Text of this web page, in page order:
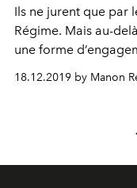
Ils ne jurent que par
Régime. Mais au-
une forme
aujourd’hui artistes
avec la société de
18.12.2019 by Manon